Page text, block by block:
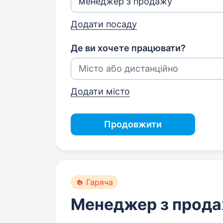
Додати посаду
Де ви хочете працювати?
Додати місто
Продовжити
Гаряча
Менеджер з